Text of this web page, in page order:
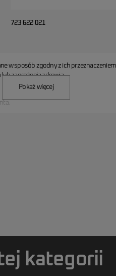
723 622 021
w sposób zgodny z ich
zagrożenia zdrowia.
lub utraty równowagi.
Pokaż więcej
sekcji informacji GPSR
kategorii